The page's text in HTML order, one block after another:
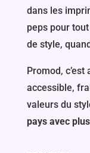
dans les
peps pour
de style,
Promod,
accessible,
valeurs du
pays avec